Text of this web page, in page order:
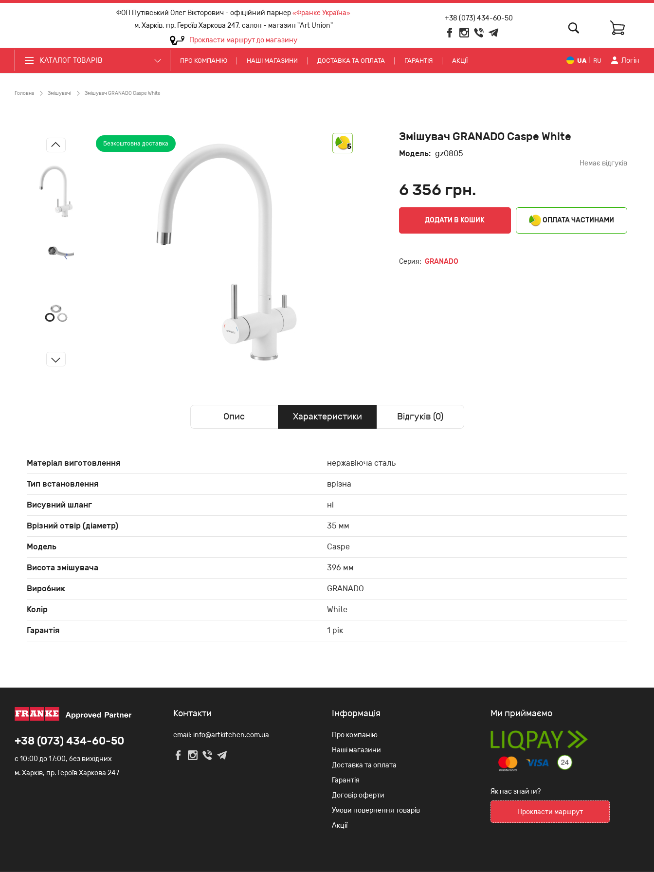
ФОП Путівський Олег Вікторович - офіційний парнер«Франке Україна»
м. Харків, пр. Героїв Харкова 247, салон - магазин "Art Union"
Прокласти маршрут до магазину
+38 (073) 434-60-50
КАТАЛОГ ТОВАРІВ ПРО КОМПАНІЮ НАШІ МАГАЗИНИ ДОСТАВКА ТА ОПЛАТА ГАРАНТІЯ АКЦІЇ UA RU Логiн
Головна Змішувачі Змішувач GRANADO Caspe White
Безкоштовна доставка 5
Змішувач GRANADO Caspe White
Модель: gz0805
Немає відгуків
6 356 грн.
ДОДАТИ В КОШИК ОПЛАТА ЧАСТИНАМИ
Серия: GRANADO
Опис Характеристики Відгуків (0)
Матеріал виготовлення нержавіюча сталь
Тип встановлення врізна
Висувний шланг ні
Врізний отвір (діаметр) 35 мм
Модель Caspe
Висота змішувача 396 мм
Виробник GRANADO
Колір White
Гарантія 1 рік
+38 (073) 434-60-50
c 10:00 до 17:00, без вихідних
м. Харків, пр. Героїв Харкова 247
Контакти
email: info@artkitchen.com.ua
Iнформація
Про компанію
Наші магазини
Доставка та оплата
Гарантія
Договір оферти
Умови повернення товарів
Акції
Ми приймаємо
Як нас знайти?
Прокласти маршрут